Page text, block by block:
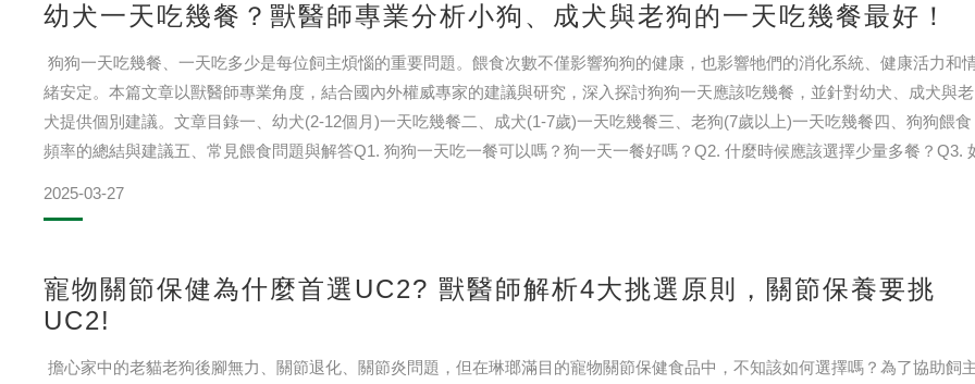
幼犬一天吃幾餐？獸醫師專業分析小狗、成犬與老狗的一天吃幾餐最好！
狗狗一天吃幾餐、一天吃多少是每位飼主煩惱的重要問題。餵食次數不僅影響狗狗的健康，也影響牠們的消化系統、健康活力和
緒安定。本篇文章以獸醫師專業角度，結合國內外權威專家的建議與研究，深入探討狗狗一天應該吃幾餐，並針對幼犬、成犬與老
犬提供個別建議。文章目錄一、幼犬(2-12個月)一天吃幾餐二、成犬(1-7歲)一天吃幾餐三、老狗(7歲以上)一天吃幾餐四、狗狗餵食
頻率的總結與建議五、常見餵食問題與解答Q1. 狗狗一天吃一餐可以嗎？狗一天一餐好嗎？Q2. 什麼時候應該選擇少量多餐？Q3.
2025-03-27
寵物關節保健為什麼首選UC2? 獸醫師解析4大挑選原則，關節保養要挑
UC2!
擔心家中的老貓老狗後腳無力、關節退化、關節炎問題，但在琳瑯滿目的寵物關節保健食品中，不知該如何選擇嗎？為了協助飼